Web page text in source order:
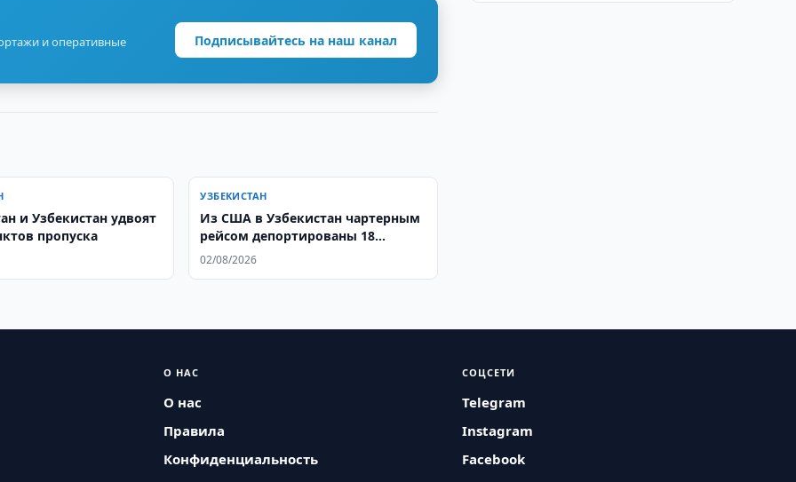
и оперативные
Подписывайтесь на наш канал
и Узбекистан удвоят
пропуска
УЗБЕКИСТАН
Из США в Узбекистан чартерным
рейсом депортированы 18
граждан
02/08/2026
О НАС
О нас
Правила
Конфиденциальность
СОЦСЕТИ
Telegram
Instagram
Facebook